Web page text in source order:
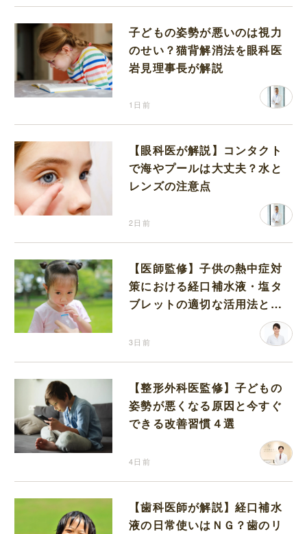
子どもの姿勢が悪いのは視力
のせい？猫背解消法を眼科医
岩見理事長が解説
1日前
【眼科医が解説】コンタクト
で海やプールは大丈夫？水と
レンズの注意点
2日前
【医師監修】子供の熱中症対
策における経口補水液・塩タ
ブレットの適切な活用法と水
3日前
【整形外科医監修】子どもの
姿勢が悪くなる原因と今すぐ
できる改善習慣４選
4日前
【歯科医師が解説】経口補水
液の日常使いはＮＧ？歯のリ